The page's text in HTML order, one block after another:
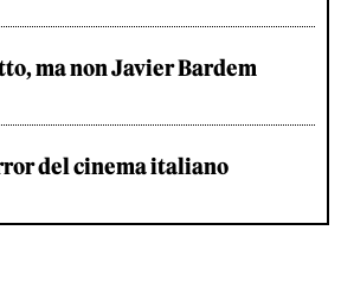
ma non Javier Bardem
del cinema italiano